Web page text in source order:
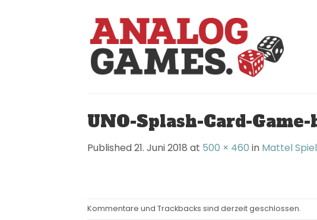
UNO-Splash-Card-
Published21. Juni 2018 at 500 × 460 in Mattel
Kommentare und Trackbacks sind derzeit geschlossen.